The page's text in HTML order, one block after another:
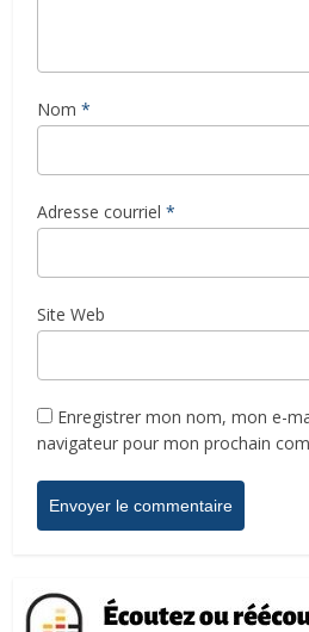
Nom *
Adresse courriel *
Site Web
Enregistrer mon nom, mon e-
navigateur pour mon prochain